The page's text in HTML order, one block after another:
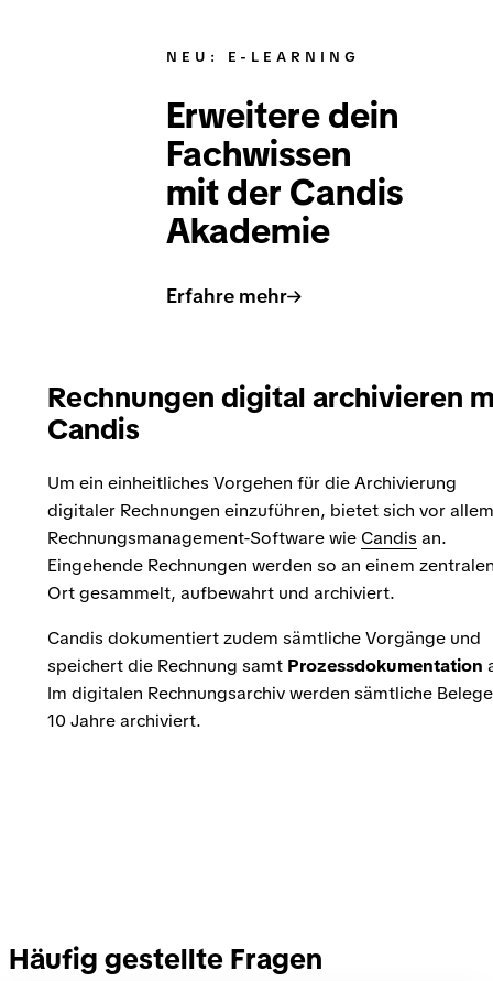
NEU: E-LEARNING
Erweitere dein
Fachwissen
mit der Candis
Akademie
Erfahre mehr
Rechnungen digital archivieren
Candis
Um ein einheitliches Vorgehen für die Archivierung
digitaler Rechnungen einzuführen, bietet sich vor allem
Rechnungsmanagement-Software wie Candis an.
Eingehende Rechnungen werden so an einem
Ort gesammelt, aufbewahrt und archiviert.
Candis dokumentiert zudem sämtliche Vorgänge und
speichert die Rechnung samt Prozessdokumentation
Im digitalen Rechnungsarchiv werden sämtliche
10 Jahre archiviert.
Häufig gestellte Fragen